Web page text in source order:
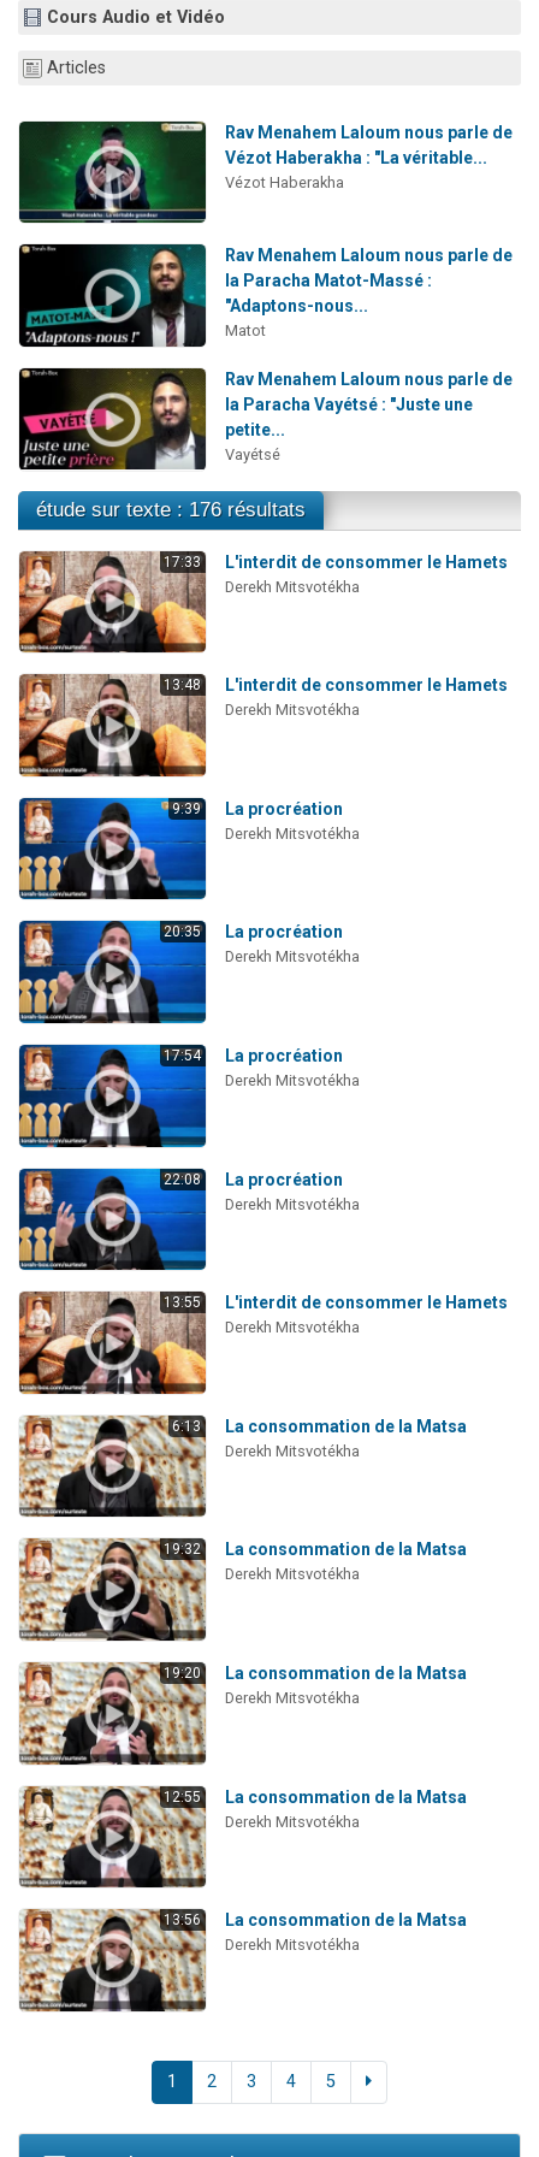
Il reste 49 places pour étudier en groupe sur Zoom
2 personnes viennent de nous rejoindre sur WhatsApp
2 personnes viennent de nous rejoindre sur WhatsApp
Cours Audio et Vidéo
Articles
Rav Menahem Laloum nous parle de
Vézot Haberakha : "La véritable...
Vézot Haberakha
Rav Menahem Laloum nous parle de
la Paracha Matot-Massé :
"Adaptons-nous...
Matot
Rav Menahem Laloum nous parle de
la Paracha Vayétsé : "Juste une
petite...
Vayétsé
étude sur texte : 176 résultats
17:33 L'interdit de consommer le Hamets
Derekh Mitsvotékha
13:48 L'interdit de consommer le Hamets
Derekh Mitsvotékha
9:39 La procréation
Derekh Mitsvotékha
20:35 La procréation
Derekh Mitsvotékha
17:54 La procréation
Derekh Mitsvotékha
22:08 La procréation
Derekh Mitsvotékha
13:55 L'interdit de consommer le Hamets
Derekh Mitsvotékha
6:13 La consommation de la Matsa
Derekh Mitsvotékha
19:32 La consommation de la Matsa
Derekh Mitsvotékha
19:20 La consommation de la Matsa
Derekh Mitsvotékha
12:55 La consommation de la Matsa
Derekh Mitsvotékha
13:56 La consommation de la Matsa
Derekh Mitsvotékha
1 2 3 4 5